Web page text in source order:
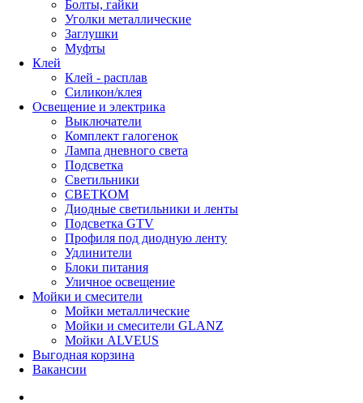
Болты, гайки
Уголки металлические
Заглушки
Муфты
Клей
Клей - расплав
Силикон/клея
Освещение и электрика
Выключатели
Комплект галогенок
Лампа дневного света
Подсветка
Светильники
СВЕТКОМ
Диодные светильники и ленты
Подсветка GTV
Профиля под диодную ленту
Удлинители
Блоки питания
Уличное освещение
Мойки и смесители
Мойки металлические
Мойки и смесители GLANZ
Мойки ALVEUS
Выгодная корзина
Вакансии